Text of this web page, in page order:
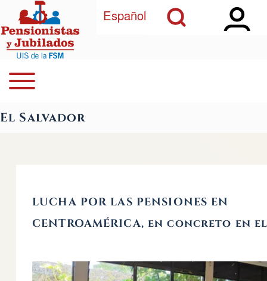
Pasar al contenido principal
Close Search Block
Open Sidebar
Open Search Block
Español
Navegación principal
Open or Close horizontal Main Menu
El Salvador
LUCHA POR LAS PENSIONES EN
CENTROAMÉRICA, en concreto en